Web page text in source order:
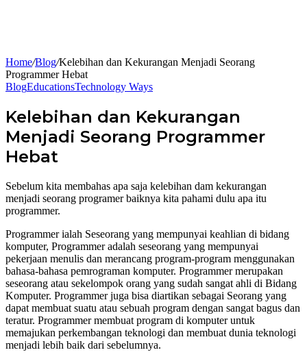
Home/Blog/Kelebihan dan Kekurangan Menjadi Seorang
Programmer Hebat
BlogEducationsTechnology Ways
Kelebihan dan Kekurangan
Menjadi Seorang Programmer
Hebat
Sebelum kita membahas apa saja kelebihan dam kekurangan
menjadi seorang programer baiknya kita pahami dulu apa itu
programmer.
Programmer ialah Seseorang yang mempunyai keahlian di bidang
komputer, Programmer adalah seseorang yang mempunyai
pekerjaan menulis dan merancang program-program menggunakan
bahasa-bahasa pemrograman komputer. Programmer merupakan
seseorang atau sekelompok orang yang sudah sangat ahli di Bidang
Komputer. Programmer juga bisa diartikan sebagai Seorang yang
dapat membuat suatu atau sebuah program dengan sangat bagus dan
teratur. Programmer membuat program di komputer untuk
memajukan perkembangan teknologi dan membuat dunia teknologi
menjadi lebih baik dari sebelumnya.